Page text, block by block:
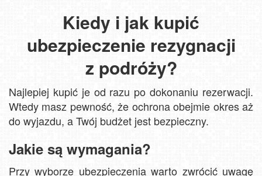
Kiedy i jak kupić
ubezpieczenie rezygnacji
z podróży?
Najlepiej kupić je od razu po dokonaniu rezerwacji.
Wtedy masz pewność, że ochrona obejmie okres aż
do wyjazdu, a Twój budżet jest bezpieczny.
Jakie są wymagania?
Przy wyborze ubezpieczenia warto zwrócić uwagę